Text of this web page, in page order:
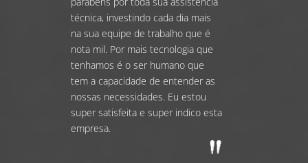
técnica, investindo cada dia mais
na sua equipe de trabalho que é
nota mil. Por mais tecnologia que
tenhamos é o ser humano que
tem a capacidade de entender as
nossas necessidades. Eu estou
super satisfeita e super indico esta
empresa.